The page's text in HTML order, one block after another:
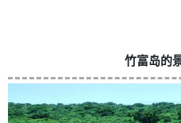
竹富岛的